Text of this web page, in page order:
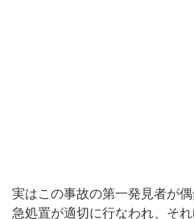
実はこの事故の第一発見者が
急処置が適切に行なわれ、そ